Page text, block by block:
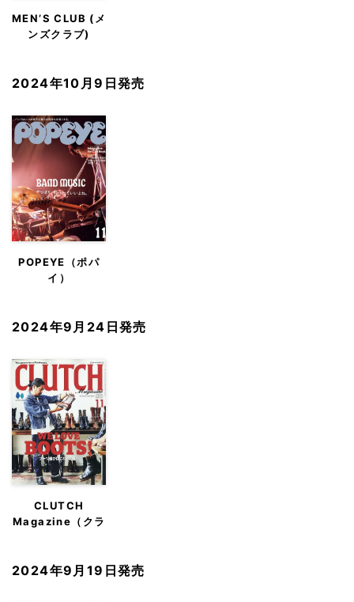
MEN’S CLUB (メ
ンズクラブ)
2024年10月9日発売
POPEYE（ポパ
イ）
2024年9月24日発売
CLUTCH
Magazine（クラ
2024年9月19日発売